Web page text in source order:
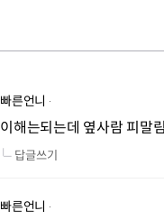
빠른언니
이해는되는데 옆사람 피말
답글쓰기
빠른언니